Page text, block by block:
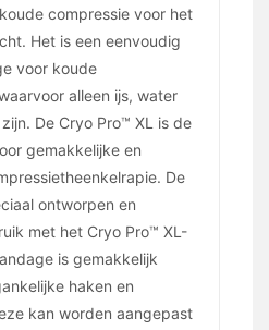
compressie voor het
Het is een eenvoudig
voor koude
alleen ijs, water
De Cryo Pro™ XL is de
gemakkelijke en
De
ontworpen en
met het Cryo Pro™ XL-
is gemakkelijk
haken en
kan worden aangepast